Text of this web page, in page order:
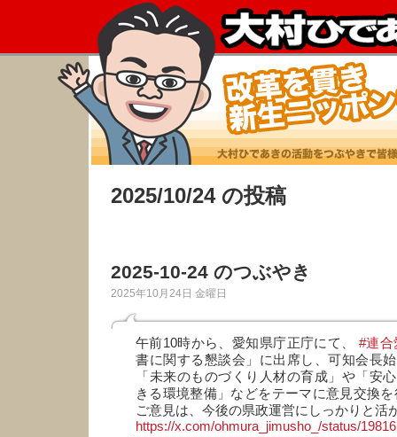
2025/10/24 の投稿
2025-10-24 のつぶやき
2025年10月24日 金曜日
午前10時から、愛知県庁正庁にて、#連合
書に関する懇談会」に出席し、可知会長
「未来のものづくり人材の育成」や「安
きる環境整備」などをテーマに意見交換
ご意見は、今後の県政運営にしっかりと活
https://x.com/ohmura_jimusho_/status/